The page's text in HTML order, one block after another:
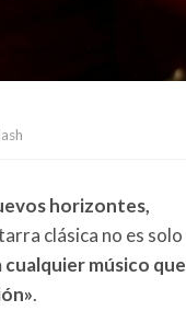
horizontes,
clásica no es solo
músico que
.